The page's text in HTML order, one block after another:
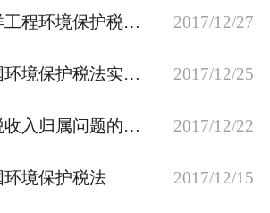
关于发布《海洋工程环境保护税申报征收办法》的公告 2017/12/27
中华人民共和国环境保护税法实施条例 2017/12/25
关于环境保护税收入归属问题的通知 2017/12/22
境保护税法 2017/12/15